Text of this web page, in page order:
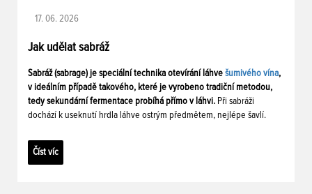
17. 06. 2026
Jak udělat sabráž
Sabráž (sabrage) je speciální technika otevírání láhve šumivého vína,
v ideálním případě takového, které je vyrobeno tradiční metodou,
tedy sekundární fermentace probíhá přímo v láhvi. Při sabráži
dochází k useknutí hrdla láhve ostrým předmětem, nejlépe šavlí.
Číst víc